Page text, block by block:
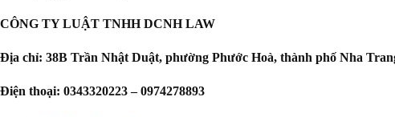
CÔNG TY LUẬT TNHH DCNH LAW
Địa chỉ: 38B Trần Nhật Duật, phường Phước Hoà, thành phố Nha
Điện thoại: 0343320223 – 0974278893